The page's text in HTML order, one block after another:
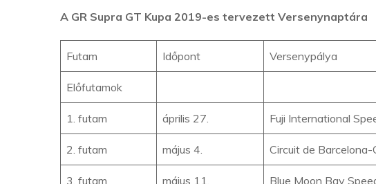
A GR Supra GT Kupa 2019-es tervezett Versenynaptára
Futam Időpont Versenypálya
Előfutamok
1. futam április 27. Fuji International
2. futam május 4. Circuit de
3. futam május 11. Blue Moon Bay